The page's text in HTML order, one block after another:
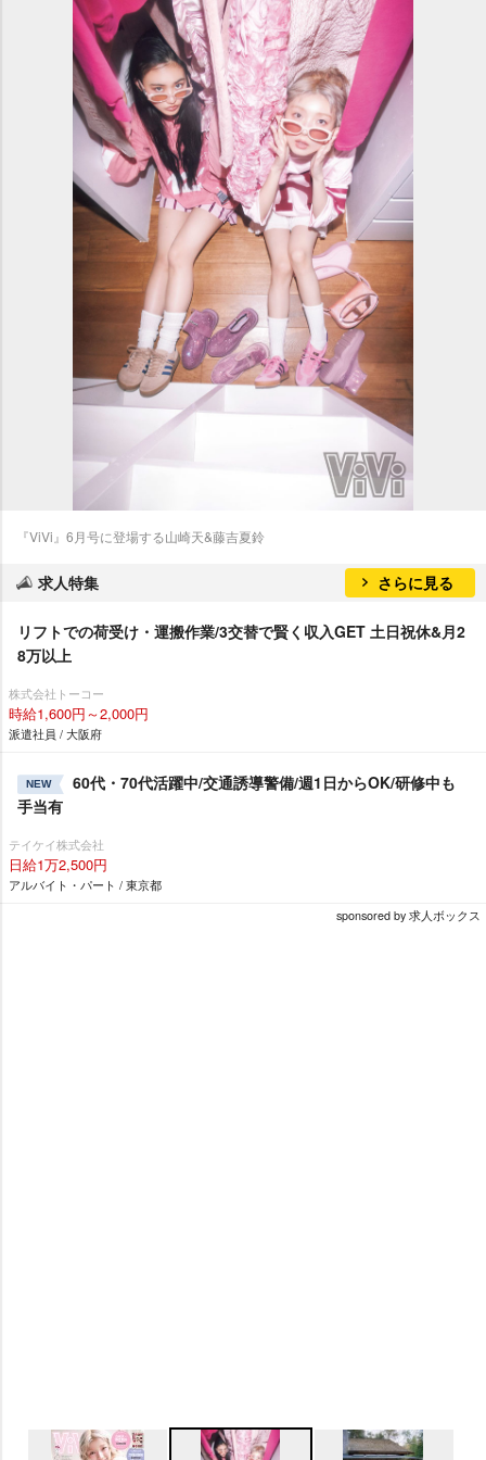
『ViVi』6月号に登場する山崎天&藤吉夏鈴
求人特集 さらに見る
リフトでの荷受け・運搬作業/3交替で賢く収入GET 土日祝休&月2
8万以上
株式会社トーコー
時給1,600円～2,000円
派遣社員 / 大阪府
NEW
60代・70代活躍中/交通誘導警備/週1日からOK/研修中も
手当有
テイケイ株式会社
日給1万2,500円
アルバイト・パート / 東京都
sponsored by 求人ボックス